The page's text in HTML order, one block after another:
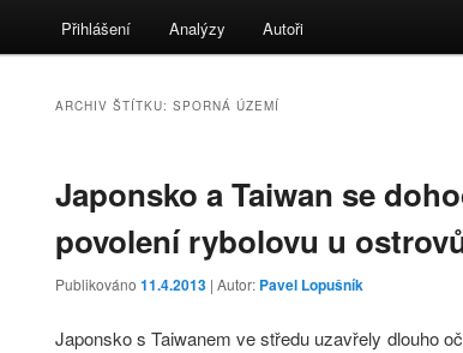
Přihlášení Analýzy Autoři
ARCHIV ŠTÍTKU: SPORNÁ ÚZEMÍ
Japonsko a Taiwan se
povolení rybolovu u
Publikováno 11.4.2013 | Autor: Pavel Lopušník
Japonsko s Taiwanem ve středu uzavřely dlouho